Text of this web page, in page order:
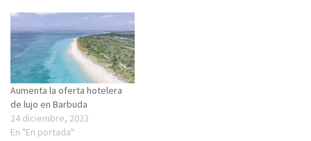
Aumenta la oferta hotelera
de lujo en Barbuda
24 diciembre, 2023
En "En portada"